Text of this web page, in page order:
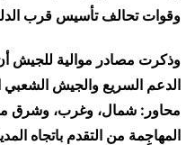
وقوات تحالف تأسيس قرب
وذكرت مصادر موالية للجيش
الدعم السريع والجيش الشعبي
محاور: شمال، وغرب، وشرق
المهاجِمة من التقدم باتجاه